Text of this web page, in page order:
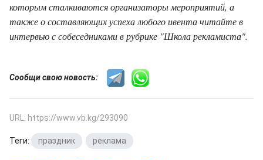
которым сталкиваются организаторы мероприятий, а
также о составляющих успеха любого ивента читайте в
интервью с собеседниками в рубрике "Школа рекламиста".
Сообщи свою новость:
URL: https://www.vb.kg/293090
Теги: праздник реклама